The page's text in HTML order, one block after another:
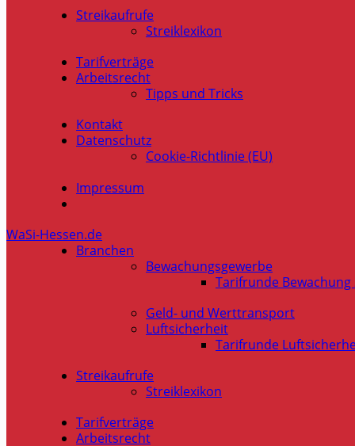
Streikaufrufe
Streiklexikon
Tarifverträge
Arbeitsrecht
Tipps und Tricks
Kontakt
Datenschutz
Cookie-Richtlinie (EU)
Impressum
WaSi-Hessen.de
Branchen
Bewachungsgewerbe
Tarifrunde Bewachung
Geld- und Werttransport
Luftsicherheit
Tarifrunde
Streikaufrufe
Streiklexikon
Tarifverträge
Arbeitsrecht